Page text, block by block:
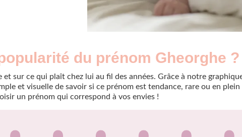
du prénom Gheorghe ?
sur ce qui plaît chez lui au fil des années. Grâce à notre
et visuelle de savoir si ce prénom est tendance, rare ou en
un prénom qui correspond à vos envies !